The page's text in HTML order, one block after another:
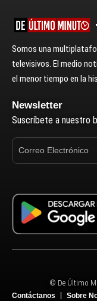
Somos una
televisivos. El medio
el menor tiempo en la
Newsletter
Suscríbete a nuestro
© De Último
Contáctanos
Sobre